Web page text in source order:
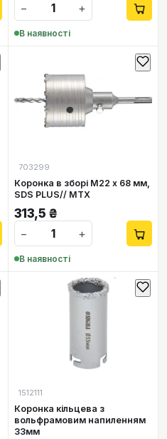
−
+
В наявності
703299
Коронка в зборі М22 х 68 мм,
SDS PLUS// MTX
313,5 ₴
−
+
В наявності
1512111
Коронка кільцева з
вольфрамовим напиленням
33мм